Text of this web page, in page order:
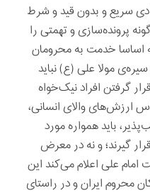
سریع و بدون قید و شرط
پرونده‌سازی و تهمتی را
اساسا خدمت به محرومان
مولا علی (ع) نباید
گرفتن افراد نیک‌خواه
ارزش‌های والای انسانی،
باید همواره مورد
گیرند؛ و نه در معرض
علی اعلام می‌کند این
محروم ایران و در راستای